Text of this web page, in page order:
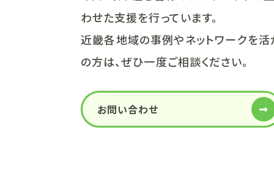
わせた支援を行っています。
近畿各地域の事例やネットワークを
の方は、ぜひ一度ご相談ください。
お問い合わせ